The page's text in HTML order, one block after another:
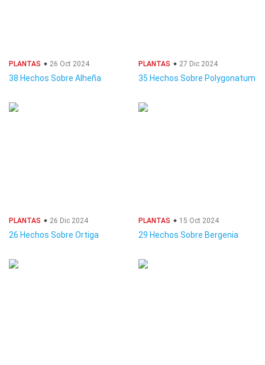
PLANTAS 26 Oct 2024
38 Hechos Sobre Alheña
PLANTAS 27 Dic 2024
35 Hechos Sobre Polygonatum
PLANTAS 26 Dic 2024
26 Hechos Sobre Ortiga
PLANTAS 15 Oct 2024
29 Hechos Sobre Bergenia